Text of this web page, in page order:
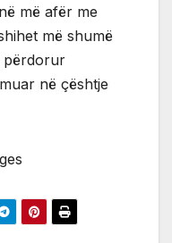
më afër me
më shumë
përdorur
në çështje